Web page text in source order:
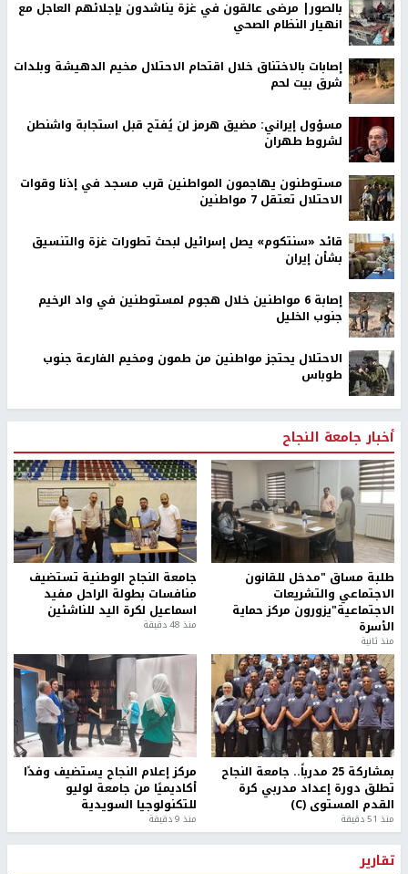
بالصور| مرضى عالقون في غزة يناشدون بإجلائهم العاجل مع
انهيار النظام الصحي
إصابات بالاختناق خلال اقتحام الاحتلال مخيم الدهيشة وبلدات
شرق بيت لحم
مسؤول إيراني: مضيق هرمز لن يُفتح قبل استجابة واشنطن
لشروط طهران
مستوطنون يهاجمون المواطنين قرب مسجد في إذنا وقوات
الاحتلال تعتقل 7 مواطنين
قائد «سنتكوم» يصل إسرائيل لبحث تطورات غزة والتنسيق
بشأن إيران
إصابة 6 مواطنين خلال هجوم لمستوطنين في واد الرخيم
جنوب الخليل
الاحتلال يحتجز مواطنين من طمون ومخيم الفارعة جنوب
طوباس
أخبار جامعة النجاح
طلبة مساق "مدخل للقانون
الاجتماعي والتشريعات
الاجتماعية"يزورون مركز حماية
الأسرة
منذ ثانية
جامعة النجاح الوطنية تستضيف
منافسات بطولة الراحل مفيد
اسماعيل لكرة اليد للناشئين
منذ 48 دقيقة
بمشاركة 25 مدرباً.. جامعة النجاح
تطلق دورة إعداد مدربي كرة
القدم المستوى (C)
منذ 51 دقيقة
مركز إعلام النجاح يستضيف وفدًا
أكاديميًا من جامعة لوليو
للتكنولوجيا السويدية
منذ 9 دقيقة
تقارير